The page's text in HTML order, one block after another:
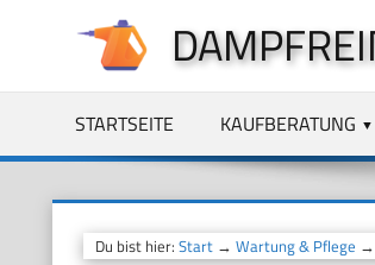
springen
STARTSEITE KAUFBERATUNG
Du bist hier: Start→ Wartung & Pflege →